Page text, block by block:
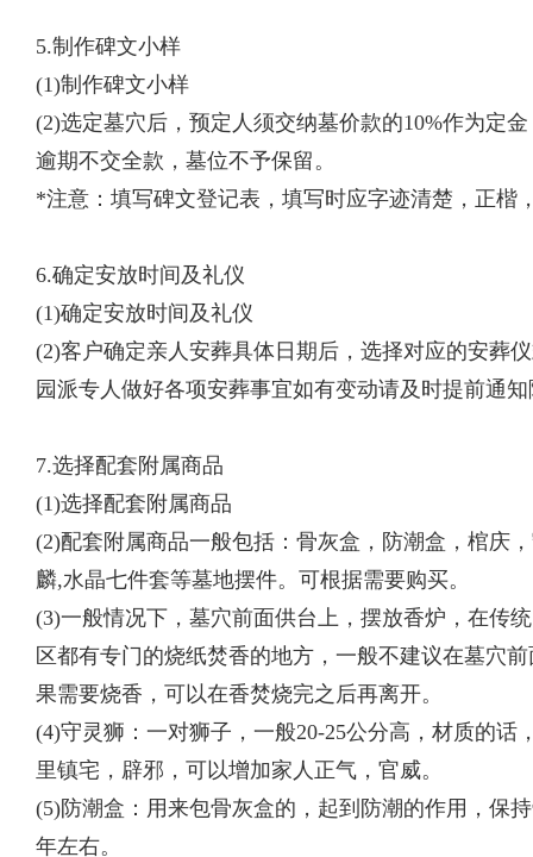
5.制作碑文小样
(1)制作碑文小样
(2)选定墓穴后，预定人须交纳墓价款的10%作为定
逾期不交全款，墓位不予保留。
*注意：填写碑文登记表，填写时应字迹清楚，正楷
6.确定安放时间及礼仪
(1)确定安放时间及礼仪
(2)客户确定亲人安葬具体日期后，选择对应的安葬
园派专人做好各项安葬事宜如有变动请及时提前通
7.选择配套附属商品
(1)选择配套附属商品
(2)配套附属商品一般包括：骨灰盒，防潮盒，棺庆
麟,水晶七件套等墓地摆件。可根据需要购买。
(3)一般情况下，墓穴前面供台上，摆放香炉，在传
区都有专门的烧纸焚香的地方，一般不建议在墓穴
果需要烧香，可以在香焚烧完之后再离开。
(4)守灵狮：一对狮子，一般20-25公分高，材质的
里镇宅，辟邪，可以增加家人正气，官威。
(5)防潮盒：用来包骨灰盒的，起到防潮的作用，保
年左右。